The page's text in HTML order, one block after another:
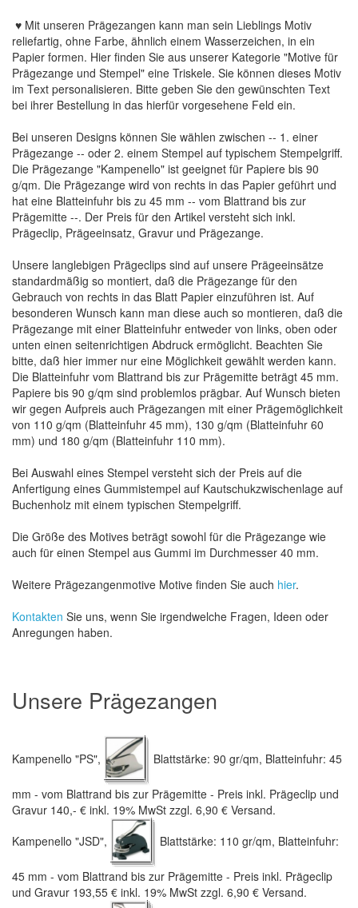
♥ Mit unseren Prägezangen kann man sein Lieblings Motiv
reliefartig, ohne Farbe, ähnlich einem Wasserzeichen, in ein
Papier formen. Hier finden Sie aus unserer Kategorie "Motive für
Prägezange und Stempel" eine Triskele. Sie können dieses Motiv
im Text personalisieren. Bitte geben Sie den gewünschten Text
bei ihrer Bestellung in das hierfür vorgesehene Feld ein.
Bei unseren Designs können Sie wählen zwischen -- 1. einer
Prägezange -- oder 2. einem Stempel auf typischem Stempelgriff.
Die Prägezange "Kampenello" ist geeignet für Papiere bis 90
g/qm. Die Prägezange wird von rechts in das Papier geführt und
hat eine Blatteinfuhr bis zu 45 mm -- vom Blattrand bis zur
Prägemitte --. Der Preis für den Artikel versteht sich inkl.
Prägeclip, Prägeeinsatz, Gravur und Prägezange.
Unsere langlebigen Prägeclips sind auf unsere Prägeeinsätze
standardmäßig so montiert, daß die Prägezange für den
Gebrauch von rechts in das Blatt Papier einzuführen ist. Auf
besonderen Wunsch kann man diese auch so montieren, daß die
Prägezange mit einer Blatteinfuhr entweder von links, oben oder
unten einen seitenrichtigen Abdruck ermöglicht. Beachten Sie
bitte, daß hier immer nur eine Möglichkeit gewählt werden kann.
Die Blatteinfuhr vom Blattrand bis zur Prägemitte beträgt 45 mm.
Papiere bis 90 g/qm sind problemlos prägbar. Auf Wunsch bieten
wir gegen Aufpreis auch Prägezangen mit einer Prägemöglichkeit
von 110 g/qm (Blatteinfuhr 45 mm), 130 g/qm (Blatteinfuhr 60
mm) und 180 g/qm (Blatteinfuhr 110 mm).
Bei Auswahl eines Stempel versteht sich der Preis auf die
Anfertigung eines Gummistempel auf Kautschukzwischenlage auf
Buchenholz mit einem typischen Stempelgriff.
Die Größe des Motives beträgt sowohl für die Prägezange wie
auch für einen Stempel aus Gummi im Durchmesser 40 mm.
Weitere Prägezangenmotive Motive finden Sie auch hier.
Kontakten Sie uns, wenn Sie irgendwelche Fragen, Ideen oder
Anregungen haben.
Unsere Prägezangen
Kampenello "PS", Blattstärke: 90 gr/qm, Blatteinfuhr: 45
mm - vom Blattrand bis zur Prägemitte - Preis inkl. Prägeclip und
Gravur 140,- € inkl. 19% MwSt zzgl. 6,90 € Versand.
Kampenello "JSD",
Blattstärke: 110 gr/qm, Blatteinfuhr:
45 mm - vom Blattrand bis zur Prägemitte - Preis inkl. Prägeclip
und Gravur 193,55 € inkl. 19% MwSt zzgl. 6,90 € Versand.